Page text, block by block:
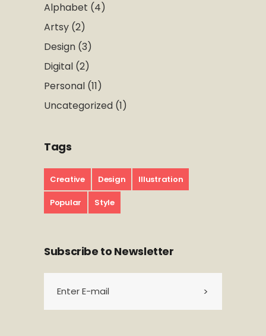
Alphabet (4)
Artsy (2)
Design (3)
Digital (2)
Personal (11)
Uncategorized (1)
Tags
Creative Design Illustration
Popular Style
Subscribe to Newsletter